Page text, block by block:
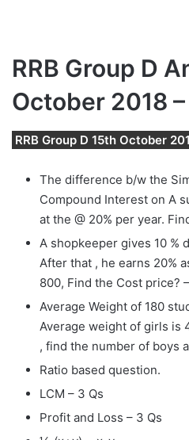
RRB Group D
October 2018
RRB Group D 15th October
The difference b/w the
Compound Interest on A
at the @ 20% per year.
A shopkeeper gives 10 %
After that , he earns 20%
800, Find the Cost price? –
Average Weight of 180
Average weight of girls is
, find the number of boys
Ratio based question.
LCM – 3 Qs
Profit and Loss – 3 Qs